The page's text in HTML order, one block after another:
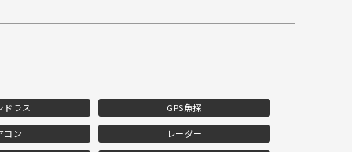
ドラス GPS魚探
コン レーダー